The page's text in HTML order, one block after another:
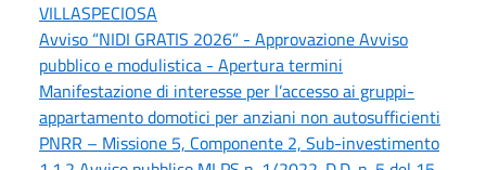
VILLASPECIOSA
Avviso “NIDI GRATIS 2026” - Approvazione Avviso
pubblico e modulistica - Apertura termini
Manifestazione di interesse per l’accesso ai gruppi-
appartamento domotici per anziani non autosufficienti
PNRR – Missione 5, Componente 2, Sub-investimento